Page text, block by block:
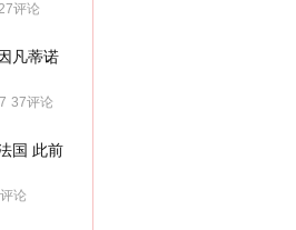
评论
凡蒂诺
37评论
国 此前
论